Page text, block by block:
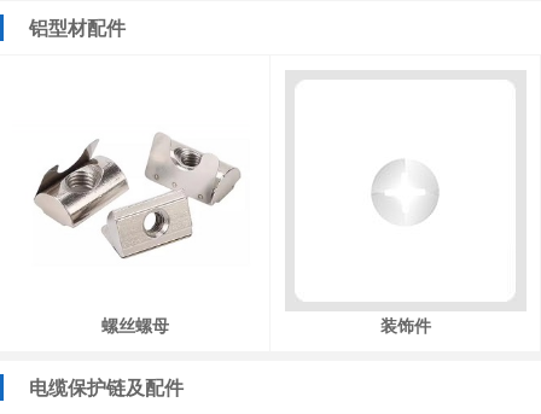
铝型材配件
螺丝螺母 装饰件
电缆保护链及配件